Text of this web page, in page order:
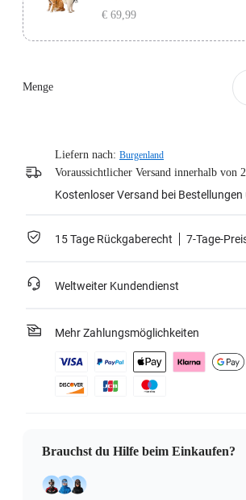
Mehr erfahren
€ 69,99
Menge
Liefern nach: Burgenland
Voraussichtlicher Versand innerhalb von
Kostenloser Versand bei Bestellungen
15 Tage Rückgaberecht 7-Tage-
Weltweiter Kundendienst
Mehr Zahlungsmöglichkeiten
Brauchst du Hilfe beim Einkaufen?